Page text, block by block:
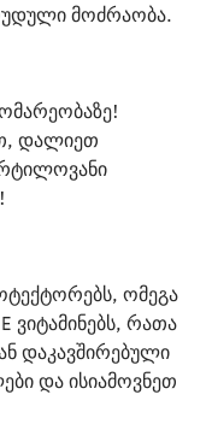
მოძრაობა.
დალიეთ
ომეგა
ვიტამინებს, რათა
დაკავშირებული
და ისიამოვნეთ